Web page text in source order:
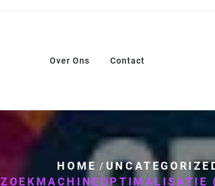
Over Ons Contact
HOME /
ZOEKMACHINEOPTIMALISATIE